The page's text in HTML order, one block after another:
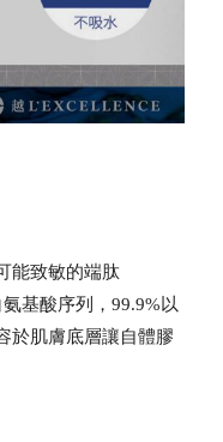
能致敏的端肽
基酸序列，99.9%以
於肌膚底層讓自體膠